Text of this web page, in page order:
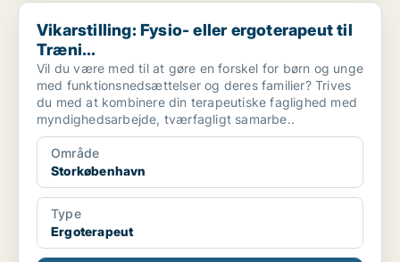
Vikarstilling: Fysio- eller ergoterapeut til Træni...
Vikarstilling: Fysio- eller ergoterapeut til
Træni...
Vil du være med til at gøre en forskel for børn og unge
med funktionsnedsættelser og deres familier? Trives
du med at kombinere din terapeutiske faglighed med
myndighedsarbejde, tværfagligt samarbe..
Område
Storkøbenhavn
Type
Ergoterapeut